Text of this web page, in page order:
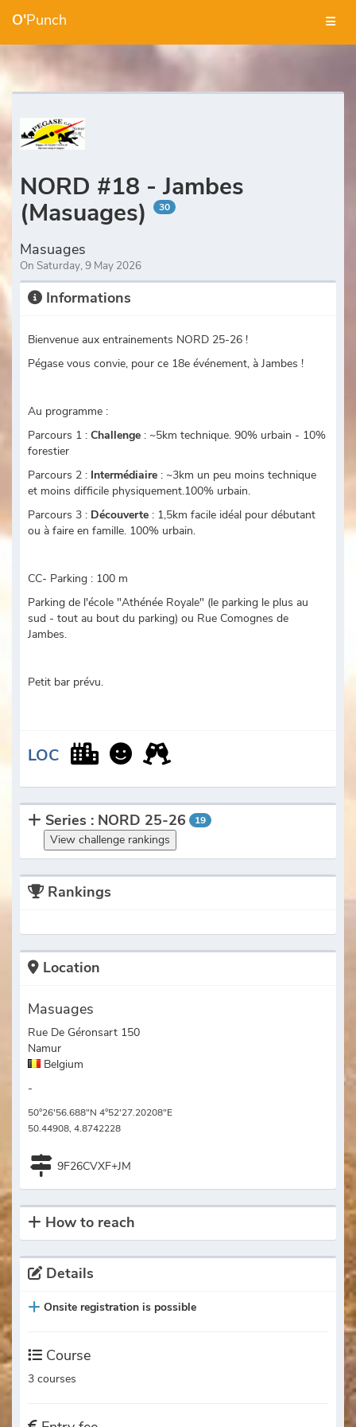
O'Punch
NORD #18 - Jambes
(Masuages)
30
Masuages
On Saturday, 9 May 2026
Informations
Bienvenue aux entrainements NORD 25-26 !
Pégase vous convie, pour ce 18e événement, à Jambes !
Au programme :
Parcours 1 : Challenge : ~5km technique. 90% urbain - 10%
forestier
Parcours 2 : Intermédiaire : ~3km un peu moins technique
et moins difficile physiquement.100% urbain.
Parcours 3 : Découverte : 1,5km facile idéal pour débutant
ou à faire en famille. 100% urbain.
CC- Parking : 100 m
Parking de l'école "Athénée Royale" (le parking le plus au
sud - tout au bout du parking) ou Rue Comognes de
Jambes.
Petit bar prévu.
LOC
Series : NORD 25-26 19
View challenge rankings
Rankings
Location
Masuages
Rue De Géronsart 150
Namur
Belgium
-
50°26'56.688"N 4°52'27.20208"E
50.44908, 4.8742228
9F26CVXF+JM
How to reach
Details
Onsite registration is possible
Course
3 courses